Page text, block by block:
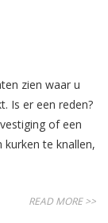
zien waar u
Is er een reden?
of een
te knallen,
READ MORE >>